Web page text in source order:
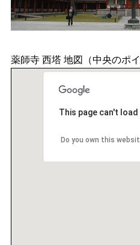
薬師寺 西塔 地図（中央のポ
This page can't
Do you own this